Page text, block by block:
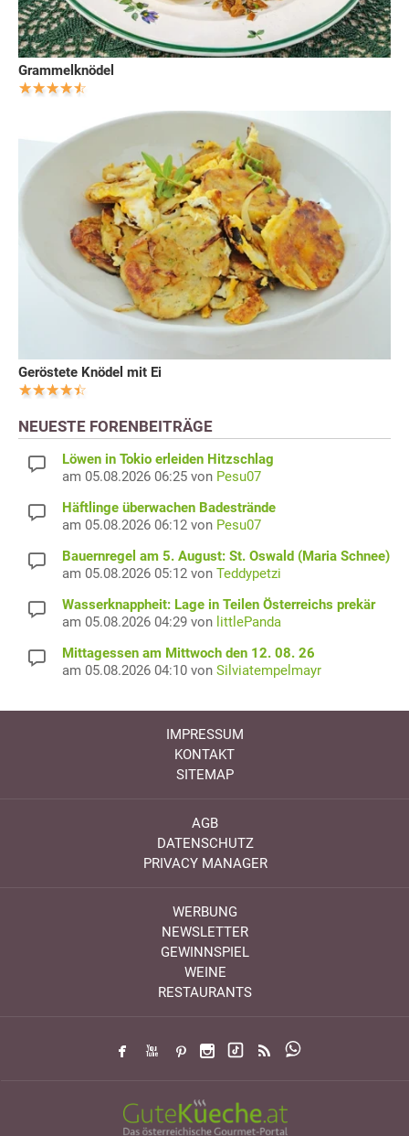
Grammelknödel
Geröstete Knödel mit Ei
NEUESTE FORENBEITRÄGE
Löwen in Tokio erleiden Hitzschlag
am 05.08.2026 06:25 von Pesu07
Häftlinge überwachen Badestrände
am 05.08.2026 06:12 von Pesu07
Bauernregel am 5. August: St. Oswald (Maria Schnee)
am 05.08.2026 05:12 von Teddypetzi
Wasserknappheit: Lage in Teilen Österreichs prekär
am 05.08.2026 04:29 von littlePanda
Mittagessen am Mittwoch den 12. 08. 26
am 05.08.2026 04:10 von Silviatempelmayr
IMPRESSUM
KONTAKT
SITEMAP
AGB
DATENSCHUTZ
PRIVACY MANAGER
WERBUNG
NEWSLETTER
GEWINNSPIEL
WEINE
RESTAURANTS